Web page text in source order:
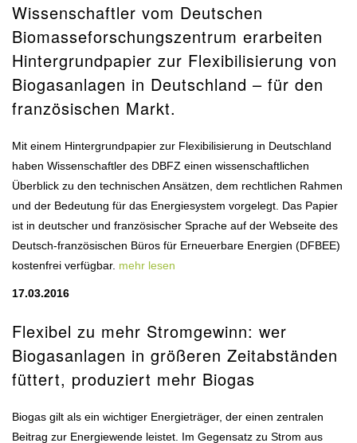
Wissenschaftler vom Deutschen
Biomasseforschungszentrum erarbeiten
Hintergrundpapier zur Flexibilisierung von
Biogasanlagen in Deutschland – für den
französischen Markt.
Mit einem Hintergrundpapier zur Flexibilisierung in Deutschland
haben Wissenschaftler des DBFZ einen wissenschaftlichen
Überblick zu den technischen Ansätzen, dem rechtlichen Rahmen
und der Bedeutung für das Energiesystem vorgelegt. Das Papier
ist in deutscher und französischer Sprache auf der Webseite des
Deutsch-französischen Büros für Erneuerbare Energien (DFBEE)
kostenfrei verfügbar. mehr lesen
17.03.2016
Flexibel zu mehr Stromgewinn: wer
Biogasanlagen in größeren Zeitabständen
füttert, produziert mehr Biogas
Biogas gilt als ein wichtiger Energieträger, der einen zentralen
Beitrag zur Energiewende leistet. Im Gegensatz zu Strom aus